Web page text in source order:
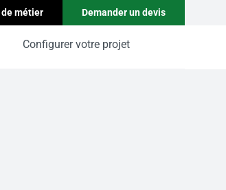
métier Demander un devis
Configurer votre projet